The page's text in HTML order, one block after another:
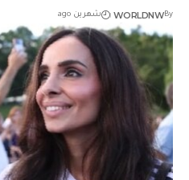
By
WORLDNW شهرين ago